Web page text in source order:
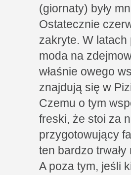
(giornaty) były
Ostatecznie
zakryte. W latach
moda na
właśnie owego
znajdują się w
Czemu o tym
freski, że stoi za
przygotowujący
ten bardzo
A poza tym, jeśli